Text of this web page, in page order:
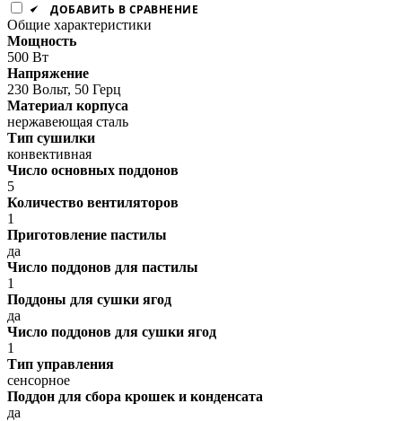
ДОБАВИТЬ В СРАВНЕНИЕ
Общие характеристики
Мощность
500 Вт
Напряжение
230 Вольт, 50 Герц
Материал корпуса
нержавеющая сталь
Тип сушилки
конвективная
Число основных поддонов
5
Количество вентиляторов
1
Приготовление пастилы
да
Число поддонов для пастилы
1
Поддоны для сушки ягод
да
Число поддонов для сушки ягод
1
Тип управления
сенсорное
Поддон для сбора крошек и конденсата
да